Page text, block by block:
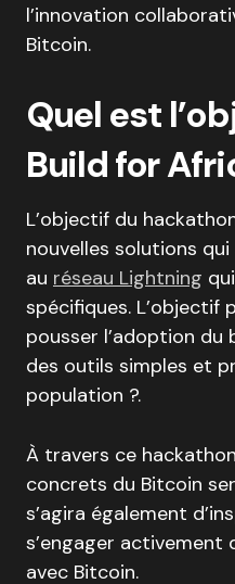
l’innovation
Bitcoin.
Quel est
Build for
L’objectif du
nouvelles solutions
au réseau Lightning
spécifiques. L’objectif
pousser l’adoption
des outils simples et
population ?.
À travers ce
concrets du Bitcoin
s’agira également
s’engager activement
avec Bitcoin.